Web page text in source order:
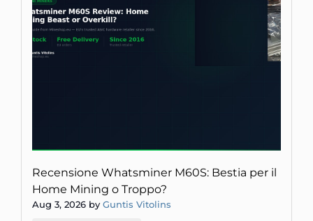
Recensione Whatsminer M60S: Bestia per il
Home Mining o Troppo?
Aug 3, 2026 by Guntis Vitolins